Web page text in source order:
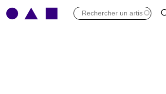
ARCHIVES DES
LIBRAIRIE : LIVRES